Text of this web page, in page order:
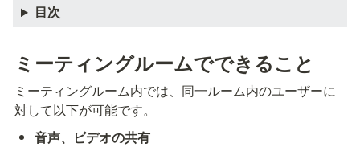
目次
ミーティングルームでできること
ミーティングルーム内では、同一ルーム内のユーザーに
対して以下が可能です。
音声、ビデオの共有